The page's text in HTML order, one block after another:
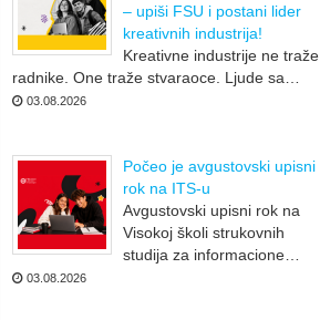
– upiši FSU i postani lider
kreativnih industrija!
Kreativne industrije ne traže
radnike. One traže stvaraoce. Ljude sa…
03.08.2026
Počeo je avgustovski upisni
rok na ITS-u
Avgustovski upisni rok na
Visokoj školi strukovnih
studija za informacione…
03.08.2026